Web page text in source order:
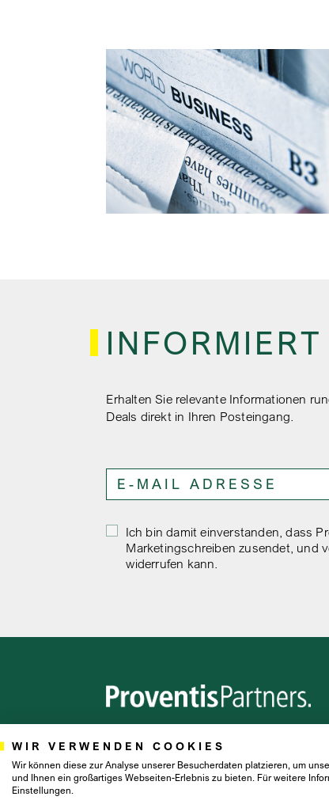
Erhalten Sie relevante Informationen
Deals direkt in Ihren Posteingang.
Ich bin damit einverstanden, dass
Marketingschreiben zusendet, und
widerrufen kann.
WIR VERWENDEN COOKIES
Wir können diese zur Analyse unserer Besucherdaten platzieren, um
und Ihnen ein großartiges Webseiten-Erlebnis zu bieten. Für weitere
Einstellungen.